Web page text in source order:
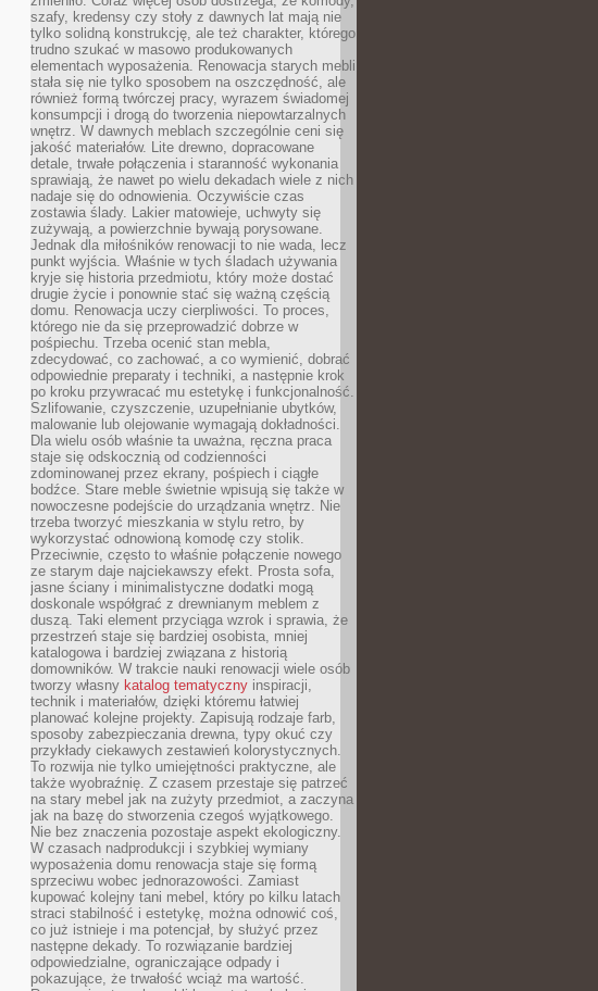
szafy, kredensy czy stoły z dawnych lat mają nie
tylko solidną konstrukcję, ale też charakter, którego
trudno szukać w masowo produkowanych
elementach wyposażenia. Renowacja starych mebli
stała się nie tylko sposobem na oszczędność, ale
również formą twórczej pracy, wyrazem świadomej
konsumpcji i drogą do tworzenia niepowtarzalnych
wnętrz. W dawnych meblach szczególnie ceni się
jakość materiałów. Lite drewno, dopracowane
detale, trwałe połączenia i staranność wykonania
sprawiają, że nawet po wielu dekadach wiele z nich
nadaje się do odnowienia. Oczywiście czas
zostawia ślady. Lakier matowieje, uchwyty się
zużywają, a powierzchnie bywają porysowane.
Jednak dla miłośników renowacji to nie wada, lecz
punkt wyjścia. Właśnie w tych śladach używania
kryje się historia przedmiotu, który może dostać
drugie życie i ponownie stać się ważną częścią
domu. Renowacja uczy cierpliwości. To proces,
którego nie da się przeprowadzić dobrze w
pośpiechu. Trzeba ocenić stan mebla,
zdecydować, co zachować, a co wymienić, dobrać
odpowiednie preparaty i techniki, a następnie krok
po kroku przywracać mu estetykę i funkcjonalność.
Szlifowanie, czyszczenie, uzupełnianie ubytków,
malowanie lub olejowanie wymagają dokładności.
Dla wielu osób właśnie ta uważna, ręczna praca
staje się odskocznią od codzienności
zdominowanej przez ekrany, pośpiech i ciągłe
bodźce. Stare meble świetnie wpisują się także w
nowoczesne podejście do urządzania wnętrz. Nie
trzeba tworzyć mieszkania w stylu retro, by
wykorzystać odnowioną komodę czy stolik.
Przeciwnie, często to właśnie połączenie nowego
ze starym daje najciekawszy efekt. Prosta sofa,
jasne ściany i minimalistyczne dodatki mogą
doskonale współgrać z drewnianym meblem z
duszą. Taki element przyciąga wzrok i sprawia, że
przestrzeń staje się bardziej osobista, mniej
katalogowa i bardziej związana z historią
domowników. W trakcie nauki renowacji wiele osób
tworzy własny katalog tematyczny inspiracji,
technik i materiałów, dzięki któremu łatwiej
planować kolejne projekty. Zapisują rodzaje farb,
sposoby zabezpieczania drewna, typy okuć czy
przykłady ciekawych zestawień kolorystycznych.
To rozwija nie tylko umiejętności praktyczne, ale
także wyobraźnię. Z czasem przestaje się patrzeć
na stary mebel jak na zużyty przedmiot, a zaczyna
jak na bazę do stworzenia czegoś wyjątkowego.
Nie bez znaczenia pozostaje aspekt ekologiczny.
W czasach nadprodukcji i szybkiej wymiany
wyposażenia domu renowacja staje się formą
sprzeciwu wobec jednorazowości. Zamiast
kupować kolejny tani mebel, który po kilku latach
straci stabilność i estetykę, można odnowić coś,
co już istnieje i ma potencjał, by służyć przez
następne dekady. To rozwiązanie bardziej
odpowiedzialne, ograniczające odpady i
pokazujące, że trwałość wciąż ma wartość.